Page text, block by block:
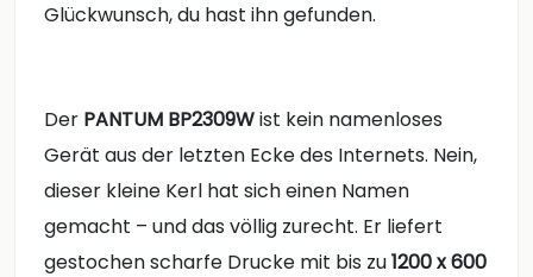
Glückwunsch, du hast ihn gefunden.
Der PANTUM BP2309Wist kein namenloses
Gerät aus der letzten Ecke des Internets. Nein,
dieser kleine Kerl hat sich einen Namen
gemacht – und das völlig zurecht. Er liefert
gestochen scharfe Drucke mit bis zu1200 x 600